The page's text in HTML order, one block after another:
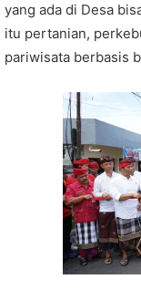
yang ada di Desa
itu pertanian,
pariwisata berbasis